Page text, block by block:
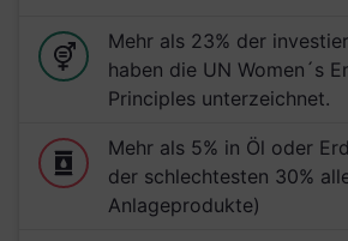
Mehr als 23% der
haben die UN Women´s
Principles unterzeichnet.
Mehr als 5% in Öl oder
der schlechtesten 30%
Anlageprodukte)